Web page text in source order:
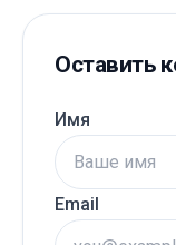
Оставить
Имя
Email